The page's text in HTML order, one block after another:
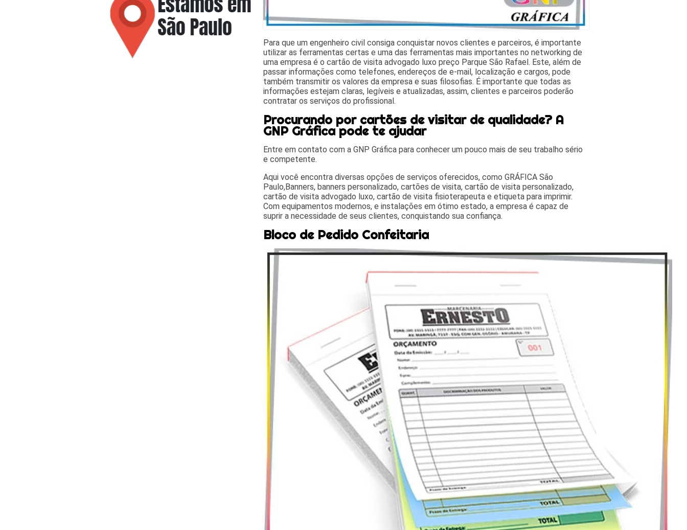
Para que um engenheiro civil consiga conquistar novos clientes e parceiros, é importante
utilizar as ferramentas certas e uma das ferramentas mais importantes no networking de
uma empresa é o cartão de visita advogado luxo preço Parque São Rafael. Este, além de
passar informações como telefones, endereços de e-mail, localização e cargos, pode
também transmitir os valores da empresa e suas filosofias. É importante que todas as
informações estejam claras, legíveis e atualizadas, assim, clientes e parceiros poderão
contratar os serviços do profissional.
Procurando por cartões de visitar de qualidade? A
GNP Gráfica pode te ajudar
Entre em contato com a GNP Gráfica para conhecer um pouco mais de seu trabalho sério
e competente.
Aqui você encontra diversas opções de serviços oferecidos, como GRÁFICA São
Paulo,Banners, banners personalizado, cartões de visita, cartão de visita personalizado,
cartão de visita advogado luxo, cartão de visita fisioterapeuta e etiqueta para imprimir.
Com equipamentos modernos, e instalações em ótimo estado, a empresa é capaz de
suprir a necessidade de seus clientes, conquistando sua confiança.
Bloco de Pedido Confeitaria